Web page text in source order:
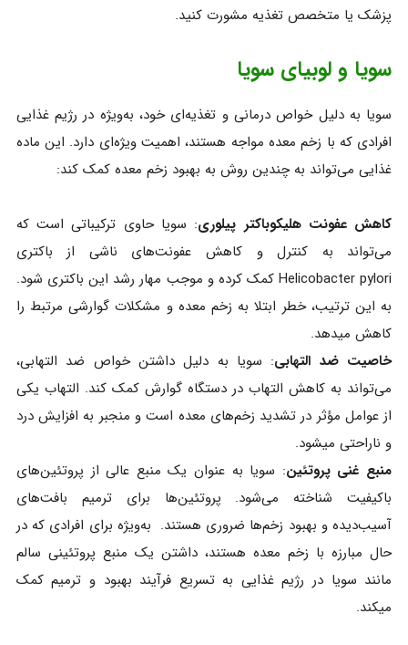
پزشک یا متخصص تغذیه مشورت کنید.
سویا و لوبیای سویا
سویا به دلیل خواص درمانی و تغذیه‌ای خود، به‌ویژه در رژیم غذایی
افرادی که با زخم معده مواجه هستند، اهمیت ویژه‌ای دارد. این ماده
غذایی می‌تواند به چندین روش به بهبود زخم معده کمک کند:
کاهش عفونت هلیکوباکتر پیلوری: سویا حاوی ترکیباتی است که
می‌تواند به کنترل و کاهش عفونت‌های ناشی از باکتری
Helicobacter pylori کمک کرده و موجب مهار رشد این باکتری شود.
به این ترتیب، خطر ابتلا به زخم معده و مشکلات گوارشی مرتبط را
کاهش میدهد.
خاصیت ضد التهابی: سویا به دلیل داشتن خواص ضد التهابی،
می‌تواند به کاهش التهاب در دستگاه گوارش کمک کند. التهاب یکی
از عوامل مؤثر در تشدید زخم‌های معده است و منجبر به افزایش درد
و ناراحتی میشود.
منبع غنی پروتئین: سویا به عنوان یک منبع عالی از پروتئین‌های
باکیفیت شناخته می‌شود. پروتئین‌ها برای ترمیم بافت‌های
آسیب‌دیده و بهبود زخم‌ها ضروری هستند. به‌ویژه برای افرادی که در
حال مبارزه با زخم معده هستند، داشتن یک منبع پروتئینی سالم
مانند سویا در رژیم غذایی به تسریع فرآیند بهبود و ترمیم کمک
میکند.